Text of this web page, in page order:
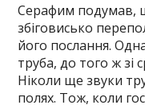
Серафим подумав,
збіговисько
його послання.
труба, до того ж зі
Ніколи ще звуки
полях. Тож, коли